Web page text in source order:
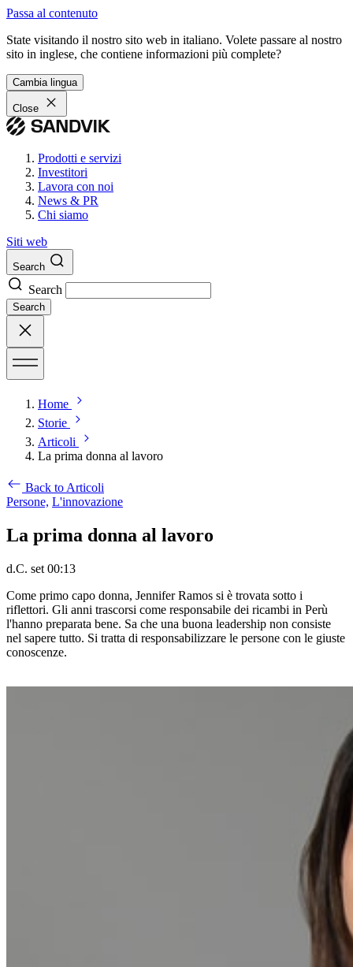
Passa al contenuto
State visitando il nostro sito web in italiano. Volete passare al nostro
sito in inglese, che contiene informazioni più complete?
Cambia lingua
Close
Prodotti e servizi
Investitori
Lavora con noi
News & PR
Chi siamo
Siti web
Search
Search
Search
Home
Storie
Articoli
La prima donna al lavoro
Back to Articoli
Persone, L'innovazione
La prima donna al lavoro
d.C. set 00:13
Come primo capo donna, Jennifer Ramos si è trovata sotto i
riflettori. Gli anni trascorsi come responsabile dei ricambi in Perù
l'hanno preparata bene. Sa che una buona leadership non consiste
nel sapere tutto. Si tratta di responsabilizzare le persone con le giuste
conoscenze.